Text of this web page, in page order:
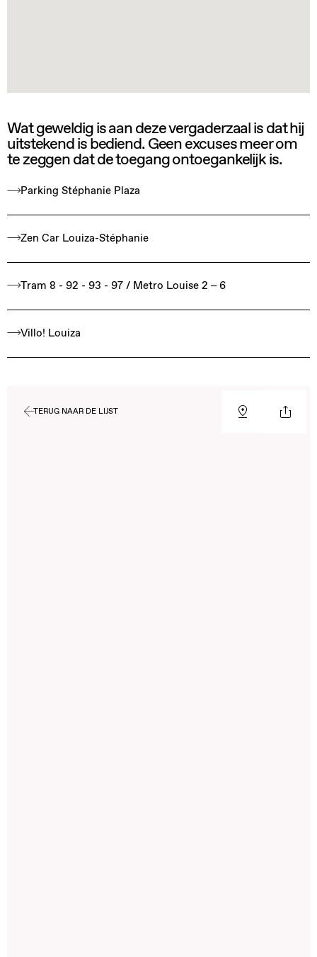
Wat geweldig is aan deze vergaderzaal is dat hij
uitstekend is bediend. Geen excuses meer om
te zeggen dat de toegang ontoegankelijk is.
Parking Stéphanie Plaza
Zen Car Louiza-Stéphanie
Tram 8 - 92 - 93 - 97 / Metro Louise 2 – 6
Villo! Louiza
TERUG NAAR DE LIJST